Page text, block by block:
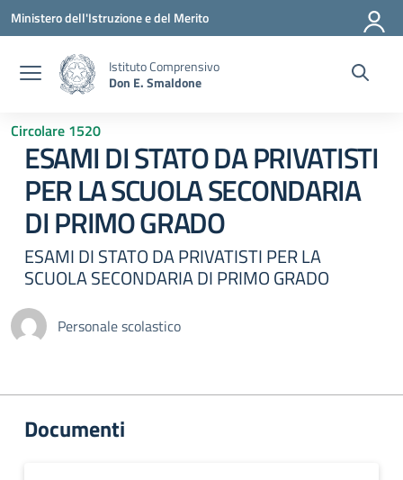
Vai ai contenuti
Vai al menu di navigazione
Vai al footer
Ministero dell'Istruzione e del Merito
Istituto Comprensivo
Don E. Smaldone
Circolare 1520
ESAMI DI STATO DA PRIVATISTI
PER LA SCUOLA SECONDARIA
DI PRIMO GRADO
ESAMI DI STATO DA PRIVATISTI PER LA
SCUOLA SECONDARIA DI PRIMO GRADO
Personale scolastico
Documenti